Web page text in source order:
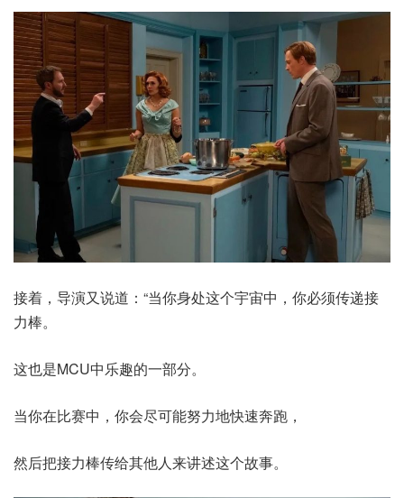
接着，导演又说道：“当你身处这个宇宙中，你必须传递接
力棒。
这也是MCU中乐趣的一部分。
当你在比赛中，你会尽可能努力地快速奔跑，
然后把接力棒传给其他人来讲述这个故事。